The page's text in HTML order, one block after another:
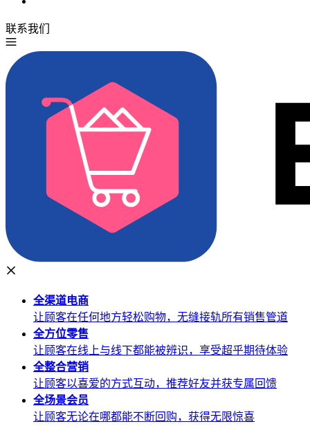
联系我们
全渠道电商
让顾客在任何地方轻松购物，无缝接轨所有销售管道
全方位零售
让顾客在线上与线下都能被辨识，享受超乎期待体验
全整合营销
让顾客以喜爱的方式互动，推荐好友并获专属回馈
全场景会员
让顾客无论在哪都能不断回购，获得无限惊喜